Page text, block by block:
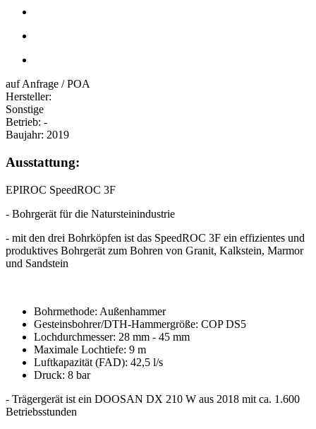
auf Anfrage / POA
Hersteller:
Sonstige
Betrieb: -
Baujahr: 2019
Ausstattung:
EPIROC SpeedROC 3F
- Bohrgerät für die Natursteinindustrie
- mit den drei Bohrköpfen ist das SpeedROC 3F ein effizientes und
produktives Bohrgerät zum Bohren von Granit, Kalkstein, Marmor
und Sandstein
Bohrmethode: Außenhammer
Gesteinsbohrer/DTH-Hammergröße: COP DS5
Lochdurchmesser: 28 mm - 45 mm
Maximale Lochtiefe: 9 m
Luftkapazität (FAD): 42,5 l/s
Druck: 8 bar
- Trägergerät ist ein DOOSAN DX 210 W aus 2018 mit ca. 1.600
Betriebsstunden